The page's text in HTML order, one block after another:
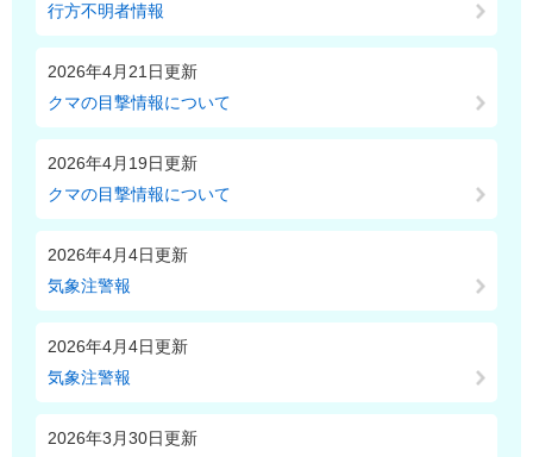
行方不明者情報
2026年4月21日更新
クマの目撃情報について
2026年4月19日更新
クマの目撃情報について
2026年4月4日更新
気象注警報
2026年4月4日更新
気象注警報
2026年3月30日更新